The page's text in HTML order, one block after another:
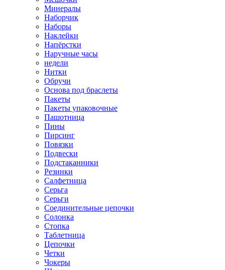
Минералы
Наборчик
Наборы
Наклейки
Напёрстки
Наручные часы
недели
Нитки
Обручи
Основа под браслеты
Пакеты
Пакеты упаковочные
Пашотница
Пины
Пирсинг
Повязки
Подвески
Подстаканники
Резинки
Салфетница
Серьга
Серьги
Соединительные цепочки
Солонка
Стопка
Таблетница
Цепочки
Четки
Чокеры